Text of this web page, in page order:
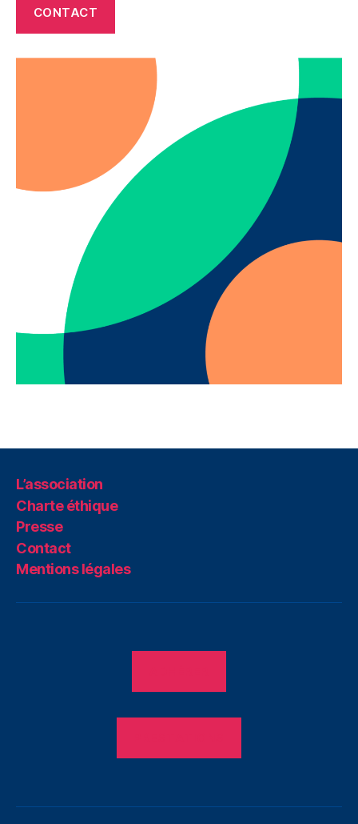
CONTACT
L’association
Charte éthique
Presse
Contact
Mentions légales